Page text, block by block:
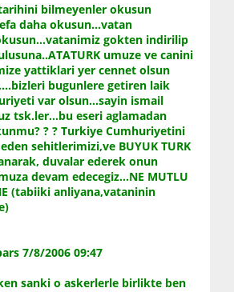
bilmeyenler okusun
daha okusun...vatan
gokten indirilip
umuze ve canini
yattiklari yer cennet olsun
bugunlere getiren laik
var olsun...sayin ismail
tsk.ler...bu eseri aglamadan
? ? Turkiye Cumhuriyetini
sehitlerimizi,ve BUYUK TURK
duvalar ederek onun
devam edecegiz...NE MUTLU
(tabiiki anliyana,vataninin
7/8/2006 09:47
sanki o askerlerle birlikte ben